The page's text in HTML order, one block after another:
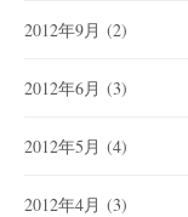
2012年9月 (2)
2012年6月 (3)
2012年5月 (4)
2012年4月 (3)